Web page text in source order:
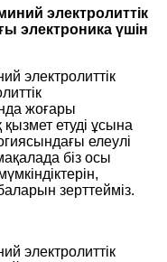
электролиттік
электроника үшін
электролиттік
жоғары
қызмет етуді ұсына
елеулі
біз осы
зерттейміз.
электролиттік